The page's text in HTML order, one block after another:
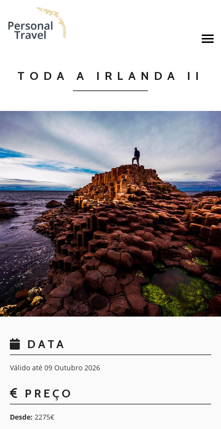
TODA A IRLANDA II
DATA
Válido até 09 Outubro 2026
PREÇO
Desde: 2275€